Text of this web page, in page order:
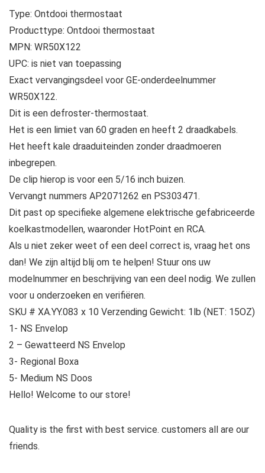
Type: Ontdooi thermostaat
Producttype: Ontdooi thermostaat
MPN: WR50X122
UPC: is niet van toepassing
Exact vervangingsdeel voor GE-onderdeelnummer
WR50X122.
Dit is een defroster-thermostaat.
Het is een limiet van 60 graden en heeft 2 draadkabels.
Het heeft kale draaduiteinden zonder draadmoeren
inbegrepen.
De clip hierop is voor een 5/16 inch buizen.
Vervangt nummers AP2071262 en PS303471.
Dit past op specifieke algemene elektrische gefabriceerde
koelkastmodellen, waaronder HotPoint en RCA.
Als u niet zeker weet of een deel correct is, vraag het ons
dan! We zijn altijd blij om te helpen! Stuur ons uw
modelnummer en beschrijving van een deel nodig. We zullen
voor u onderzoeken en verifiëren.
SKU # XA.YY.083 x 10 Verzending Gewicht: 1lb (NET: 15OZ)
1- NS Envelop
2 – Gewatteerd NS Envelop
3- Regional Boxa
5- Medium NS Doos
Hello! Welcome to our store!
Quality is the first with best service. customers all are our
friends.